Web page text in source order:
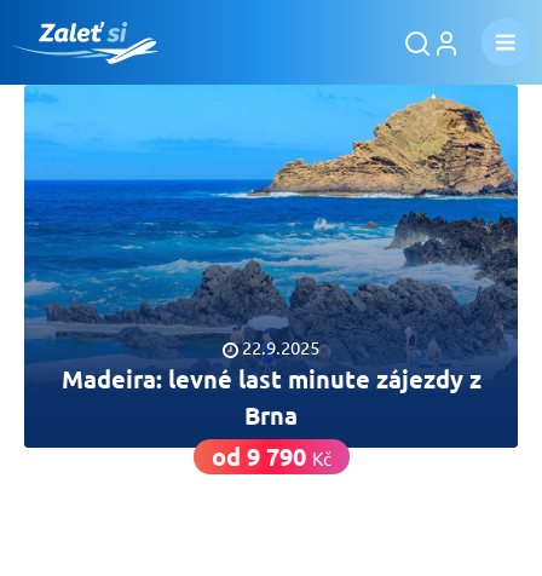
22.9.2025
Madeira: levné last minute zájezdy z
Brna
od 9 790 Kč